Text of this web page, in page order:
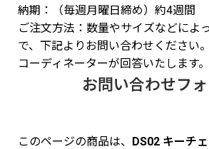
納期：（毎週月曜日締め）約4週間
ご注文方法：数量やサイズなどによ
で、下記よりお問い合わせください。
コーディネーターが回答いたします。
お問い合わせフ
このページの商品は、 DS02 キーチ